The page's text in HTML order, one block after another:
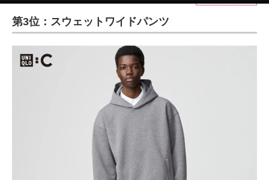
注目記事を集めた総合ページ
ITの今と未来を見通す
スマホと通信の最新トレンド
進化するPCとデバイスの未来
好きが集まる 比べて選べる
ビジネスと働き方のヒント
AI活用のいまが分かる
第3位：スウェットワイドパンツ